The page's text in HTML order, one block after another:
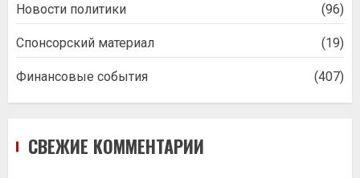
Новости политики (96)
Спонсорский материал (19)
Финансовые события (407)
СВЕЖИЕ КОММЕНТАРИИ